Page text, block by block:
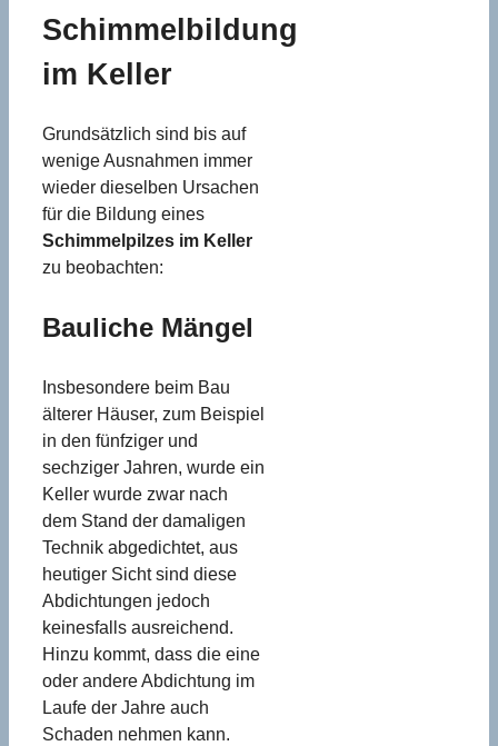
Schimmelbildung
im Keller
Grundsätzlich sind bis auf
wenige Ausnahmen immer
wieder dieselben Ursachen
für die Bildung eines
Schimmelpilzes im Keller
zu beobachten:
Bauliche Mängel
Insbesondere beim Bau
älterer Häuser, zum Beispiel
in den fünfziger und
sechziger Jahren, wurde ein
Keller wurde zwar nach
dem Stand der damaligen
Technik abgedichtet, aus
heutiger Sicht sind diese
Abdichtungen jedoch
keinesfalls ausreichend.
Hinzu kommt, dass die eine
oder andere Abdichtung im
Laufe der Jahre auch
Schaden nehmen kann.